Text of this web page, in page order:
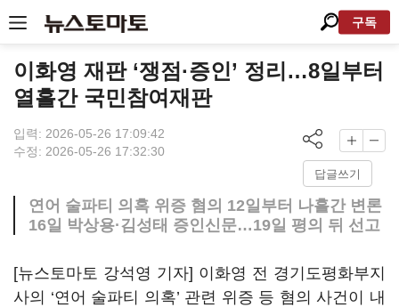
구독
이화영 재판 ‘쟁점·증인’ 정리…8일부터
열흘간 국민참여재판
입력: 2026-05-26 17:09:42
수정: 2026-05-26 17:32:30
답글쓰기
연어 술파티 의혹 위증 혐의 12일부터 나흘간 변론
16일 박상용·김성태 증인신문…19일 평의 뒤 선고
[뉴스토마토 강석영 기자] 이화영 전 경기도평화부지
사의 ‘연어 술파티 의혹’ 관련 위증 등 혐의 사건이 내